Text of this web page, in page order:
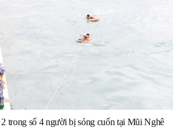
trong số 4 người bị sóng cuốn tại Mũi Nghê